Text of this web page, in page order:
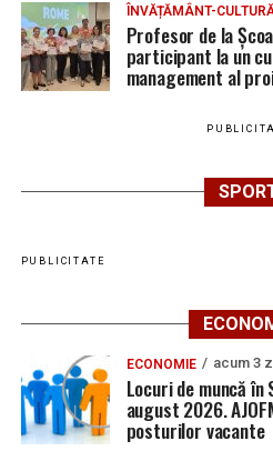
ÎNVĂȚĂMÂNT-
Profesor de la
participant la un
management al
PUBLICITATE
ECONOMIE acum 3
Locuri de muncă
august 2026.
posturilor vacante